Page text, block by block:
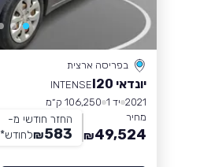
בפריסה ארצית
יונדאי I20
INTENSE
2021 יד 1
106,250 ק״מ
מחיר
49,524
₪
החזר חודשי מ-
583
₪לחודש*